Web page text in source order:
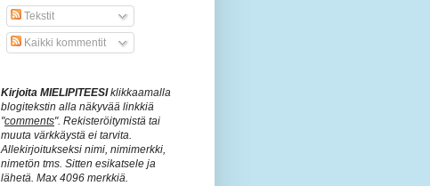
Tekstit
Kaikki kommentit
Kirjoita MIELIPITEESIklikkaamalla
blogitekstin alla näkyvää linkkiä
"comments". Rekisteröitymistä tai
muuta värkkäystä ei tarvita.
Allekirjoitukseksi nimi, nimimerkki,
nimetön tms. Sitten esikatsele ja
lähetä. Max 4096 merkkiä.